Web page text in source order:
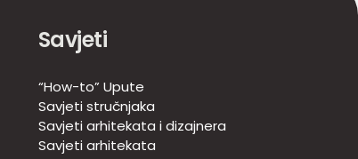
Savjeti
“How-to” Upute
Savjeti stručnjaka
Savjeti arhitekata i dizajnera
Savjeti arhitekata